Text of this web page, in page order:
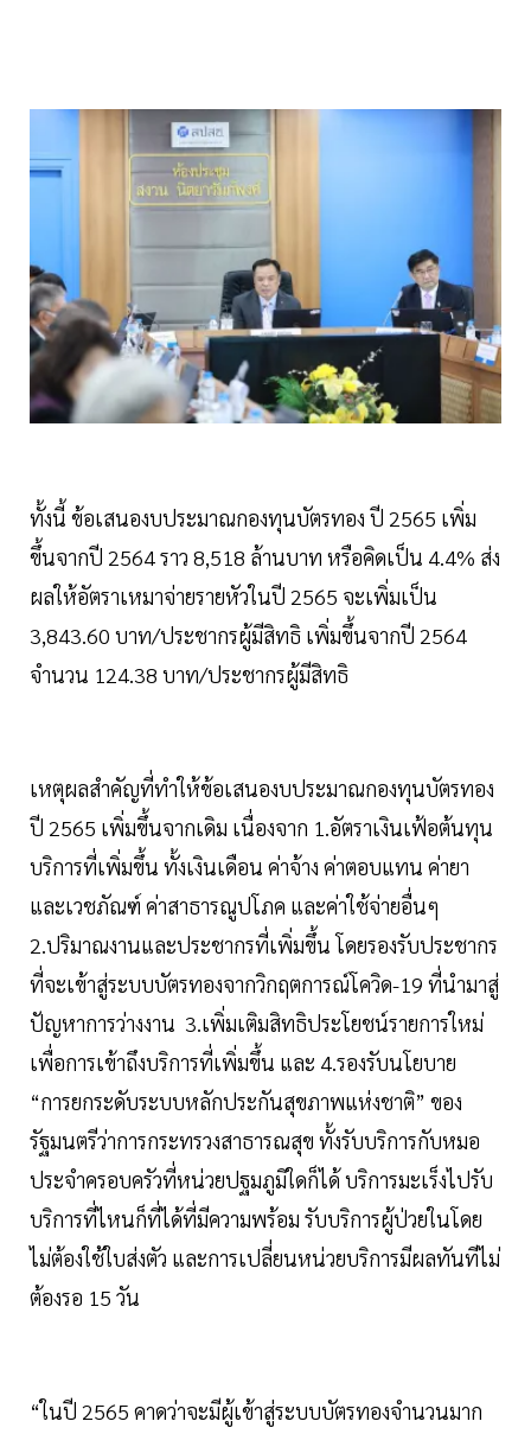
ทั้งนี้ ข้อเสนองบประมาณกองทุนบัตรทอง ปี 2565 เพิ่ม
ขึ้นจากปี 2564 ราว 8,518 ล้านบาท หรือคิดเป็น 4.4% ส่ง
ผลให้อัตราเหมาจ่ายรายหัวในปี 2565 จะเพิ่มเป็น
3,843.60 บาท/ประชากรผู้มีสิทธิ เพิ่มขึ้นจากปี 2564
จำนวน 124.38 บาท/ประชากรผู้มีสิทธิ
เหตุผลสำคัญที่ทำให้ข้อเสนองบประมาณกองทุนบัตรทอง
ปี 2565 เพิ่มขึ้นจากเดิม เนื่องจาก 1.อัตราเงินเฟ้อต้นทุน
บริการที่เพิ่มขึ้น ทั้งเงินเดือน ค่าจ้าง ค่าตอบแทน ค่ายา
และเวชภัณฑ์ ค่าสาธารณูปโภค และค่าใช้จ่ายอื่นๆ
2.ปริมาณงานและประชากรที่เพิ่มขึ้น โดยรองรับประชากร
ที่จะเข้าสู่ระบบบัตรทองจากวิกฤตการณ์โควิด-19 ที่นำมาสู่
ปัญหาการว่างงาน 3.เพิ่มเติมสิทธิประโยชน์รายการใหม่
เพื่อการเข้าถึงบริการที่เพิ่มขึ้น และ 4.รองรับนโยบาย
“การยกระดับระบบหลักประกันสุขภาพแห่งชาติ” ของ
รัฐมนตรีว่าการกระทรวงสาธารณสุข ทั้งรับบริการกับหมอ
ประจำครอบครัวที่หน่วยปฐมภูมิใดก็ได้ บริการมะเร็งไปรับ
บริการที่ไหนก็ที่ได้ที่มีความพร้อม รับบริการผู้ป่วยในโดย
ไม่ต้องใช้ใบส่งตัว และการเปลี่ยนหน่วยบริการมีผลทันทีไม่
ต้องรอ 15 วัน
“ในปี 2565 คาดว่าจะมีผู้เข้าสู่ระบบบัตรทองจำนวนมาก